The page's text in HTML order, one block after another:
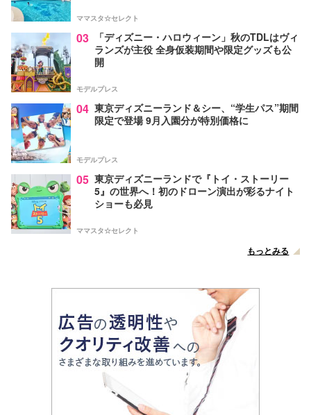
ママスタ☆セレクト
03
「ディズニー・ハロウィーン」秋のTDLはヴィ
ランズが主役 全身仮装期間や限定グッズも公
開
モデルプレス
04 東京ディズニーランド＆シー、“学生パス”期間
限定で登場 9月入園分が特別価格に
モデルプレス
05 東京ディズニーランドで『トイ・ストーリー
5』の世界へ！初のドローン演出が彩るナイト
ショーも必見
ママスタ☆セレクト
もっとみる